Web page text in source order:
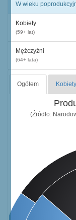
W wieku
Kobiety
(59+ lat)
Mężczyźni
(64+ lata)
Ogółem Kobiety
(Źródło: